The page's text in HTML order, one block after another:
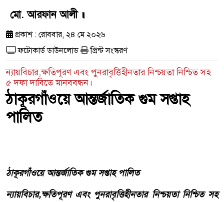
মো. আরফান আলী ॥
প্রকাশ : রোববার, ২৪ মে ২০২৬
ফটোকার্ড ডাউনলোড
প্রিন্ট সংস্করণ
ন্যায়বিচার,ক্ষতিপূরণ এবং পুনরাবৃত্তিহীনতার নিশ্চয়তা নিশ্চিত সহ
৫ দফা দাবিতে মানববন্ধন।
ঠাকূরগাঁওয়ে আন্তর্জাতিক গুম সপ্তাহ
পালিত
ঠাকূরগাঁওয়ে আন্তর্জাতিক গুম সপ্তাহ পালিত
ন্যায়বিচার,ক্ষতিপূরণ এবং পুনরাবৃত্তিহীনতার নিশ্চয়তা নিশ্চিত সহ